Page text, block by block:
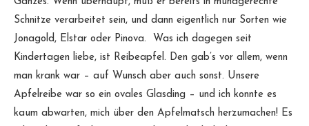
Schnitze verarbeitet sein, und dann eigentlich nur Sorten wie
Jonagold, Elstar oder Pinova. Was ich dagegen seit
Kindertagen liebe, ist Reibeapfel. Den gab’s vor allem, wenn
man krank war – auf Wunsch aber auch sonst. Unsere
Apfelreibe war so ein ovales Glasding – und ich konnte es
kaum abwarten, mich über den Apfelmatsch herzumachen! Es